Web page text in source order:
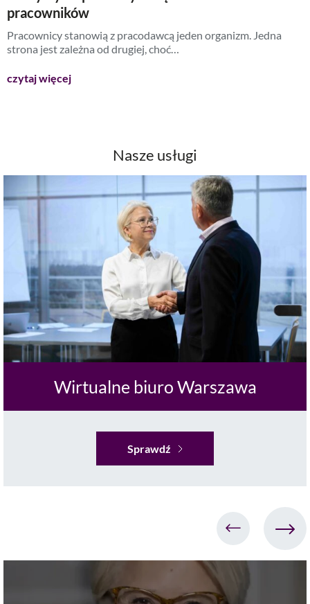
pracowników
Pracownicy stanowią z pracodawcą jeden organizm. Jedna
strona jest zależna od drugiej, choć…
czytaj więcej
Nasze usługi
Wirtualne biuro Warszawa
Sprawdź